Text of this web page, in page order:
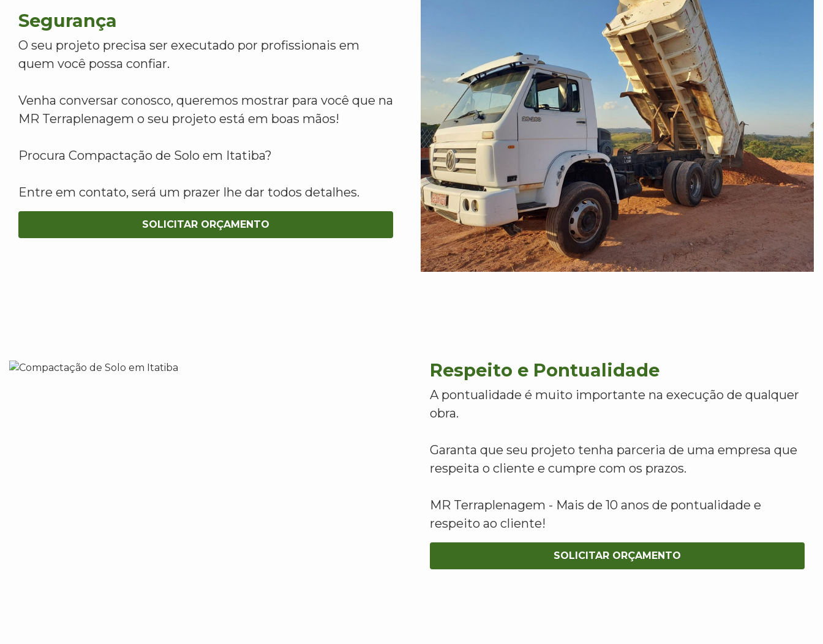
Segurança
O seu projeto precisa ser executado por profissionais em
quem você possa confiar.
Venha conversar conosco, queremos mostrar para você que na
MR Terraplenagem o seu projeto está em boas mãos!
Procura Compactação de Solo em Itatiba?
Entre em contato, será um prazer lhe dar todos detalhes.
SOLICITAR ORÇAMENTO
Respeito e Pontualidade
A pontualidade é muito importante na execução de qualquer
obra.
Garanta que seu projeto tenha parceria de uma empresa que
respeita o cliente e cumpre com os prazos.
MR Terraplenagem - Mais de 10 anos de pontualidade e
respeito ao cliente!
SOLICITAR ORÇAMENTO